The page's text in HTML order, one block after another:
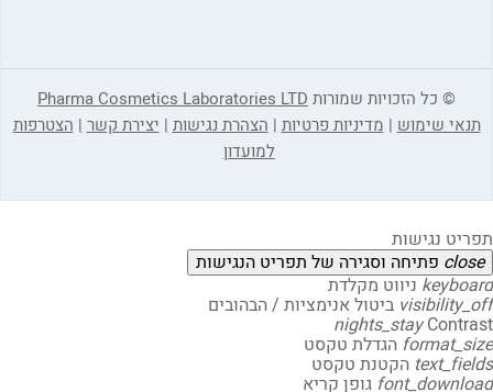
© כל הזכויות שמורותPharma Cosmetics Laboratories LTD
שימוש|מדיניות פרטיות|הצהרת נגישות|יצירת קשר | הצטרפות
למועדון
נגישות
פתיחה וסגירה של תפריט הנגישות
ניווט מקלדת
ביטול אנימציות / הבהובים
nights_stay
הגדלת טקסט
הקטנת טקסט
גופן קריא